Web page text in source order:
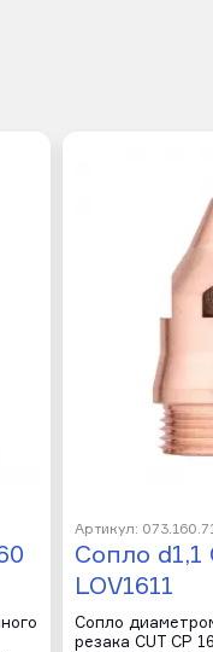
Артикул:
Сопло d1,1
LOV1611
Сопло
резака CUT CP